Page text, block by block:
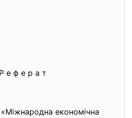
Р е ф е р а т
економічна